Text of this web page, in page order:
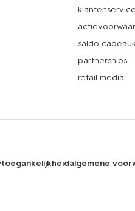
klantenservice
saldo
partnerships
retail media
toegankelijkheidalgemene